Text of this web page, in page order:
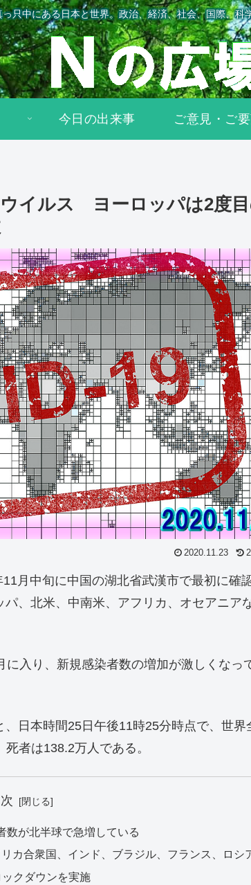
っ只中にある日本と世界。政治、経済、社会、国際、科
今日の出来事 ご意見・ご
イルス ヨーロッパは2度目
2020.11.23
月中旬に中国の湖北省武漢市で最初に確
、北米、中南米、アフリカ、オセアニア
入り、新規感染者数の増加が激しくなっ
日本時間25日午後11時25分時点で、世界
者は138.2万人である。
が北半球で急増している
カ合衆国、インド、ブラジル、フランス、ロシ
クダウンを実施